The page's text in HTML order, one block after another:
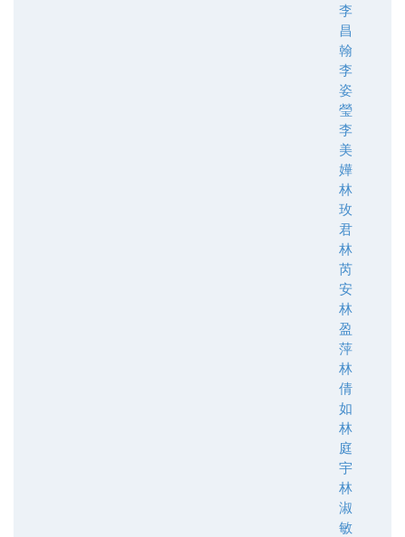
李
昌
翰
李
姿
瑩
李
美
嬅
林
玫
君
林
芮
安
林
盈
萍
林
倩
如
林
庭
宇
林
淑
敏